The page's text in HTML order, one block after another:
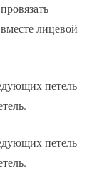
провязать
вместе лицевой
петель
петель